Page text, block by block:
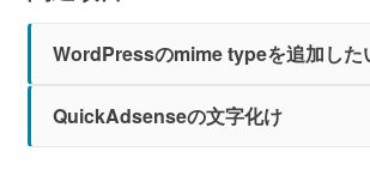
WordPressのmime typeを追加した
QuickAdsenseの文字化け